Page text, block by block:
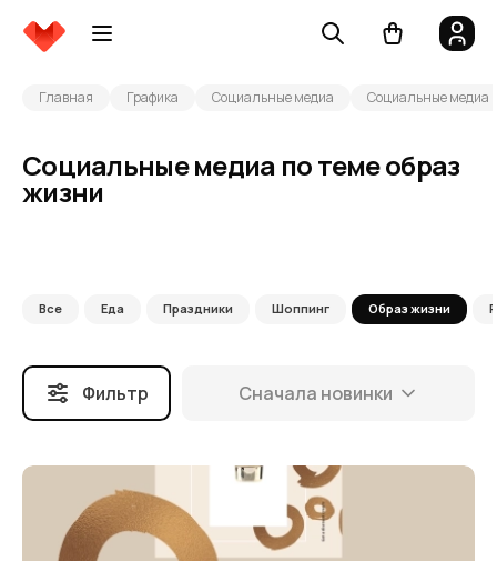
Главная Графика Социальные медиа Социальные медиа
Социальные медиа по теме образ
жизни
Все Еда Праздники Шоппинг Образ жизни
Фильтр Сначала новинки